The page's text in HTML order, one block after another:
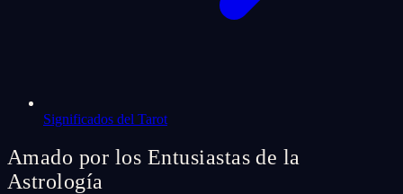
Significados del Tarot
Amado por los Entusiastas de la
Astrología